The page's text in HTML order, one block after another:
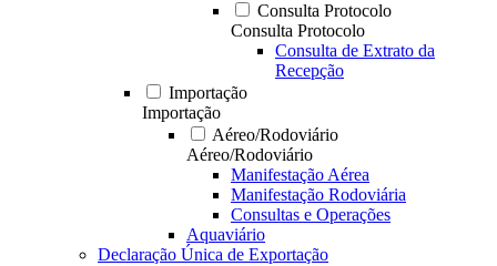
Consulta Protocolo
Consulta Protocolo
Consulta de Extrato da
Recepção
Importação
Importação
Aéreo/Rodoviário
Aéreo/Rodoviário
Manifestação Aérea
Manifestação Rodoviária
Consultas e Operações
Aquaviário
Declaração Única de Exportação